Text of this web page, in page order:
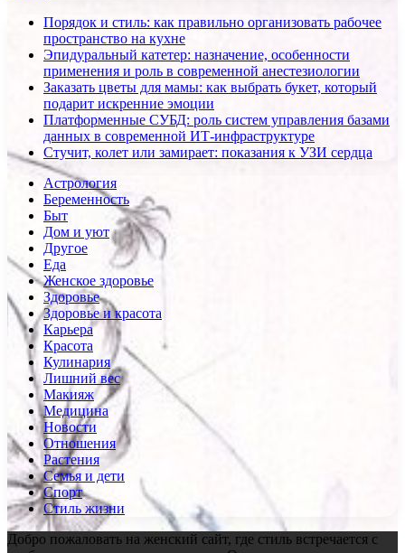
Порядок и стиль: как правильно организовать рабочее
пространство на кухне
Эпидуральный катетер: назначение, особенности
применения и роль в современной анестезиологии
Заказать цветы для мамы: как выбрать букет, который
подарит искренние эмоции
Платформенные СУБД: роль систем управления базами
данных в современной ИТ-инфраструктуре
Стучит, колет или замирает: показания к УЗИ сердца
Астрология
Беременность
Быт
Дом и уют
Другое
Еда
Женское здоровье
Здоровье
Здоровье и красота
Карьера
Красота
Кулинария
Лишний вес
Макияж
Медицина
Новости
Отношения
Растения
Семья и дети
Спорт
Стиль жизни
Добро пожаловать на женский сайт, где стиль встречается с